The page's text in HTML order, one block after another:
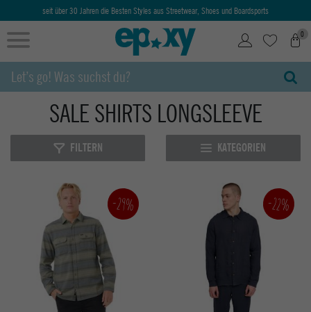
0
SALE SHIRTS LONGSLEEVE
FILTERN KATEGORIEN
-29% -22%